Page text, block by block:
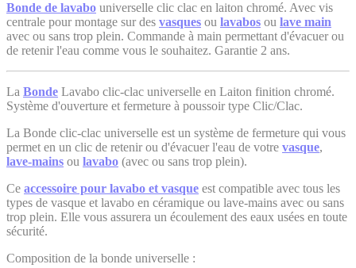
Bonde de lavabo universelle clic clac en laiton chromé. Avec vis
centrale pour montage sur des vasques ou lavabos ou lave main
avec ou sans trop plein. Commande à main permettant d'évacuer ou
de retenir l'eau comme vous le souhaitez. Garantie 2 ans.
La Bonde Lavabo clic-clac universelle en Laiton finition chromé.
Système d'ouverture et fermeture à poussoir type Clic/Clac.
La Bonde clic-clac universelle est un système de fermeture qui vous
permet en un clic de retenir ou d'évacuer l'eau de votre vasque,
lave-mains ou lavabo (avec ou sans trop plein).
Ce accessoire pour lavabo et vasque est compatible avec tous les
types de vasque et lavabo en céramique ou lave-mains avec ou sans
trop plein. Elle vous assurera un écoulement des eaux usées en toute
sécurité.
Composition de la bonde universelle :